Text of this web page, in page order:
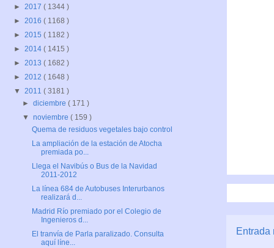
Entrada
► 2017 ( 1344 )
► 2016 ( 1168 )
► 2015 ( 1182 )
► 2014 ( 1415 )
► 2013 ( 1682 )
► 2012 ( 1648 )
▼ 2011 ( 3181 )
►diciembre( 171 )
▼noviembre( 159 )
Quema de residuos vegetales bajo control
La ampliación de la estación de Atocha
premiada po...
Llega el Navibús o Bus de la Navidad
2011-2012
La línea 684 de Autobuses Interurbanos
realizará d...
Madrid Río premiado por el Colegio de
Ingenieros d...
El tranvía de Parla paralizado. Consulta
aquí líne...